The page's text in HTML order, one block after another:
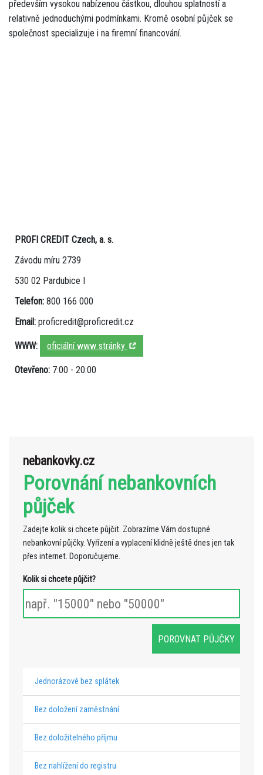
především vysokou nabízenou částkou, dlouhou splatností a
relativně jednoduchými podmínkami. Kromě osobní půjček se
společnost specializuje i na firemní financování.
PROFI CREDIT Czech, a. s.
Závodu míru 2739
530 02 Pardubice I
Telefon: 800 166 000
Email: proficredit@proficredit.cz
WWW: oficiální www stránky
Otevřeno: 7:00 - 20:00
nebankovky.cz
Porovnání nebankovních
půjček
Zadejte kolik si chcete půjčit. Zobrazíme Vám dostupné
nebankovní půjčky. Vyřízení a vyplacení klidně ještě dnes jen tak
přes internet. Doporučujeme.
Kolik si chcete půjčit?
Jednorázové bez splátek
Bez doložení zaměstnání
Bez doložitelného příjmu
Bez nahlížení do registru